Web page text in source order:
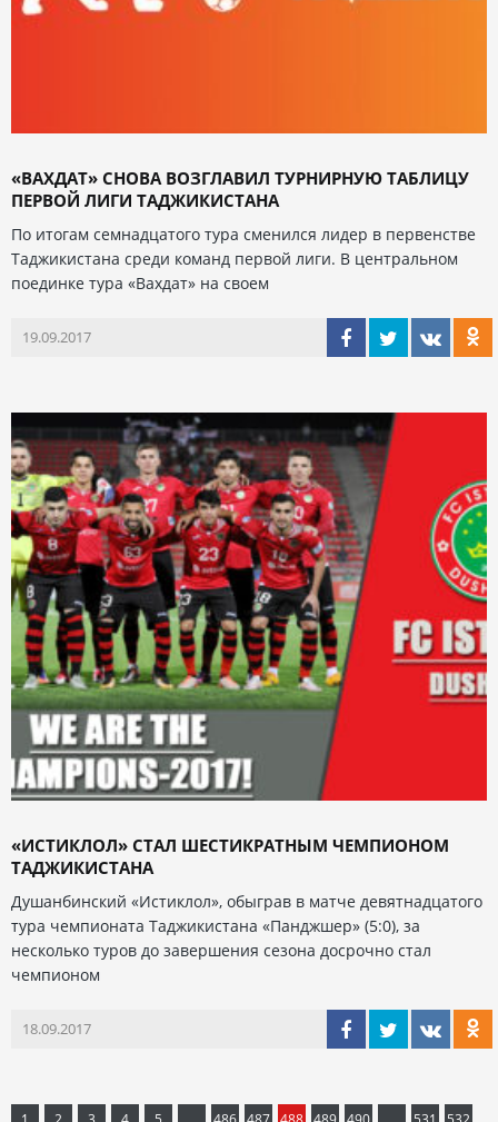
«ВАХДАТ» СНОВА ВОЗГЛАВИЛ ТУРНИРНУЮ ТАБЛИЦУ
ПЕРВОЙ ЛИГИ ТАДЖИКИСТАНА
По итогам семнадцатого тура сменился лидер в первенстве
Таджикистана среди команд первой лиги. В центральном
поединке тура «Вахдат» на своем
19.09.2017
«ИСТИКЛОЛ» СТАЛ ШЕСТИКРАТНЫМ ЧЕМПИОНОМ
ТАДЖИКИСТАНА
Душанбинский «Истиклол», обыграв в матче девятнадцатого
тура чемпионата Таджикистана «Панджшер» (5:0), за
несколько туров до завершения сезона досрочно стал
чемпионом
18.09.2017